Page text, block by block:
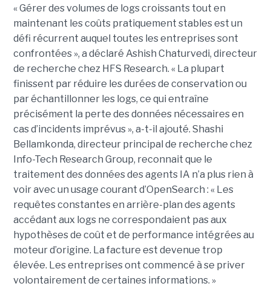
« Gérer des volumes de logs croissants tout en
maintenant les coûts pratiquement stables est un
défi récurrent auquel toutes les entreprises sont
confrontées », a déclaré Ashish Chaturvedi, directeur
de recherche chez HFS Research. « La plupart
finissent par réduire les durées de conservation ou
par échantillonner les logs, ce qui entraîne
précisément la perte des données nécessaires en
cas d’incidents imprévus », a-t-il ajouté. Shashi
Bellamkonda, directeur principal de recherche chez
Info-Tech Research Group, reconnait que le
traitement des données des agents IA n’a plus rien à
voir avec un usage courant d’OpenSearch : « Les
requêtes constantes en arrière-plan des agents
accédant aux logs ne correspondaient pas aux
hypothèses de coût et de performance intégrées au
moteur d’origine. La facture est devenue trop
élevée. Les entreprises ont commencé à se priver
volontairement de certaines informations. »